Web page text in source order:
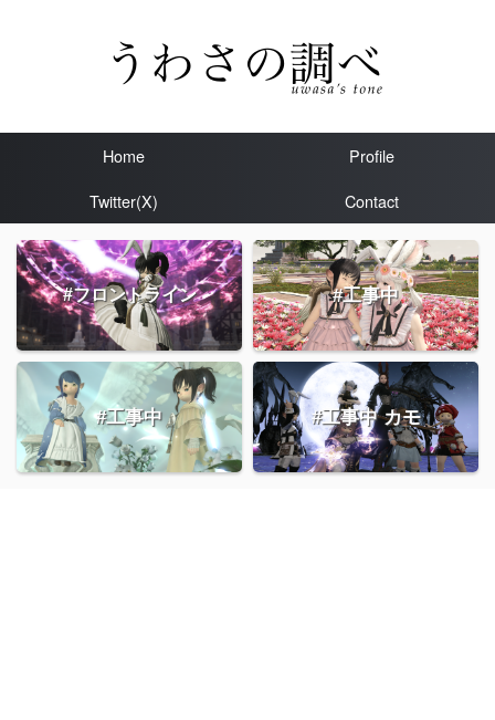
Home
Profile
Twitter(X)
Contact
#フロントライン #工事中
#工事中 #工事中 カモ